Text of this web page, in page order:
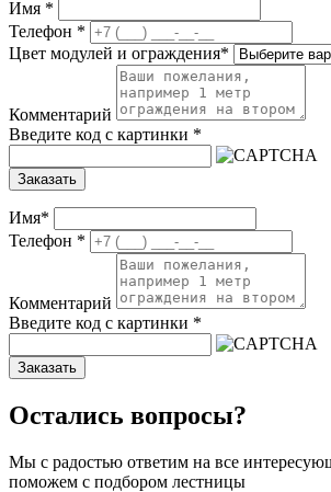
Имя *
Телефон *
Цвет модулей и ограждения*
Комментарий
Введите код с картинки *
Заказать
Имя*
Телефон *
Комментарий
Введите код с картинки *
Заказать
Остались вопросы?
Мы с радостью ответим на все
поможем с подбором лестницы